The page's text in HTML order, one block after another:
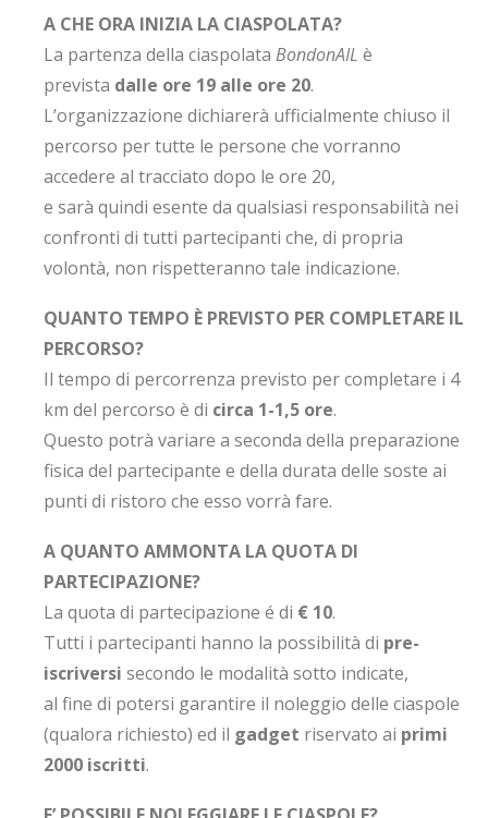
A CHE ORA INIZIA LA CIASPOLATA?
La partenza della ciaspolata BondonAIL è
prevista dalle ore 19 alle ore 20.
L’organizzazione dichiarerà ufficialmente chiuso il
percorso per tutte le persone che vorranno
accedere al tracciato dopo le ore 20,
e sarà quindi esente da qualsiasi responsabilità nei
confronti di tutti partecipanti che, di propria
volontà, non rispetteranno tale indicazione.
QUANTO TEMPO È PREVISTO PER COMPLETARE IL
PERCORSO?
Il tempo di percorrenza previsto per completare i 4
km del percorso è di circa 1-1,5 ore.
Questo potrà variare a seconda della preparazione
fisica del partecipante e della durata delle soste ai
punti di ristoro che esso vorrà fare.
A QUANTO AMMONTA LA QUOTA DI
PARTECIPAZIONE?
La quota di partecipazione é di € 10.
Tutti i partecipanti hanno la possibilità di pre-
iscriversi secondo le modalità sotto indicate,
al fine di potersi garantire il noleggio delle ciaspole
(qualora richiesto) ed il gadget riservato ai primi
2000 iscritti.